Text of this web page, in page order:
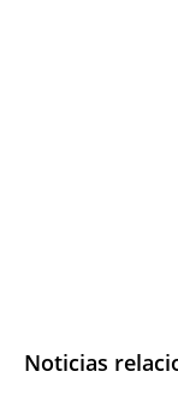
Noticias